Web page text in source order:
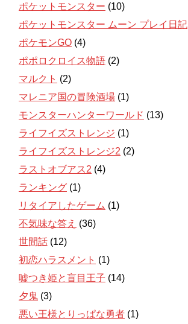
ポケットモンスター (10)
ポケットモンスター ムーン プレイ日記
ポケモンGO (4)
ポポロクロイス物語 (2)
マルクト (2)
マレニア国の冒険酒場 (1)
モンスターハンターワールド (13)
ライフイズストレンジ (1)
ライフイズストレンジ2 (2)
ラストオブアス2 (4)
ランキング (1)
リタイアしたゲーム (1)
不気味な答え (36)
世間話 (12)
初恋ハラスメント (1)
嘘つき姫と盲目王子 (14)
夕鬼 (3)
悪い王様とりっぱな勇者 (1)